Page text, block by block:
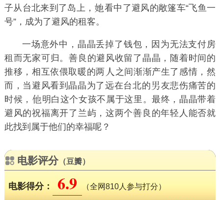
子从台北来到了岛上，
看中了避风的敞篷车“飞鱼一
号”，成为了避风的租客。
一场意外中，晶晶丢掉了钱包，因为无法支付房
租而无家可归。善良的避风收留了晶晶，随着时间的
推移，相互依偎取暖的两
之间渐渐产生了感情，然
而，当避风看到晶晶为了远在台北的
友悲伤痛苦的
时候，
明白这个女孩不属于这里。最终，晶晶带着
避风的祝福离开了兰屿，这两个善良的年轻人能否就
此找到属于他们的幸福呢？
电影评分（豆瓣）
电影得分： 6.9 （全网810人参与打分）